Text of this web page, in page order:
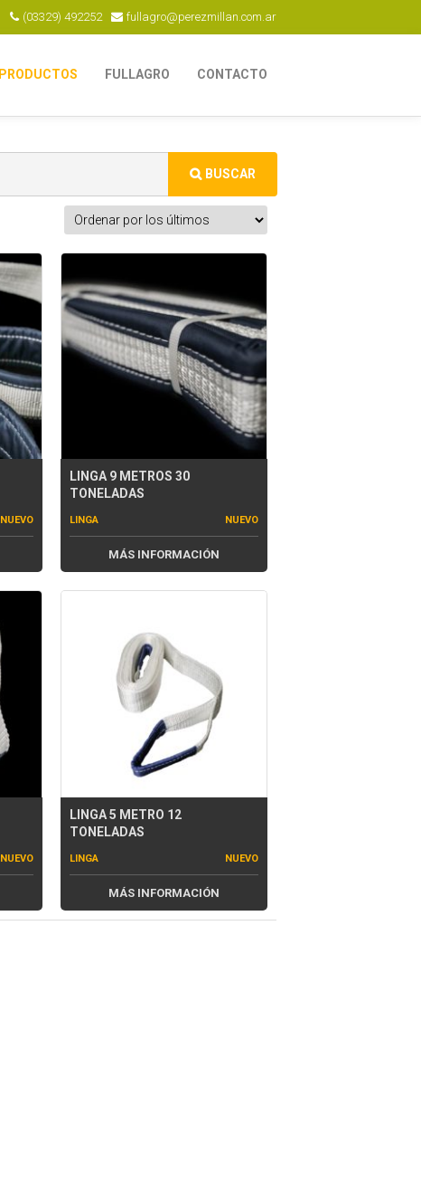
(03329) 492252 fullagro@perezmillan.com.ar
PRODUCTOS FULLAGRO CONTACTO
NUEVO
LINGA 9 METROS 30
TONELADAS
LINGA NUEVO
MÁS INFORMACIÓN
NUEVO
LINGA 5 METRO 12
TONELADAS
LINGA NUEVO
MÁS INFORMACIÓN